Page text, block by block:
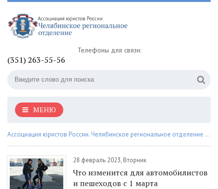
Телефоны для связи:
(351) 263-55-56
МЕНЮ
Ассоциация юристов России. Челябинское региональное отделение
28 февраль 2023, Вторник
Что изменится для автомобилистов
и пешеходов с 1 марта